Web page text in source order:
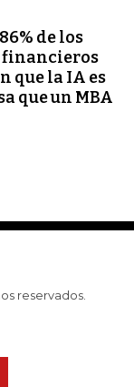
de los
financieros
que la IA es
que un MBA
reservados.